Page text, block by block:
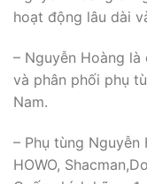
hoạt động lâu dài
– Nguyễn Hoàng
và phân phối phụ
Nam.
– Phụ tùng
HOWO,